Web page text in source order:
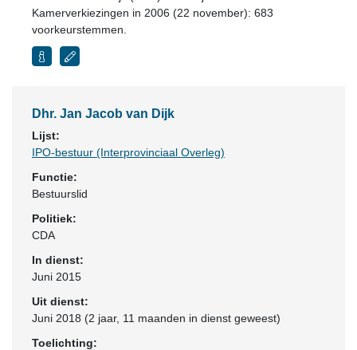
Kamerverkiezingen in 2006 (22 november): 683
voorkeurstemmen.
Dhr. Jan Jacob van Dijk
Lijst:
IPO-bestuur (Interprovinciaal Overleg)
Functie:
Bestuurslid
Politiek:
CDA
In dienst:
Juni 2015
Uit dienst:
Juni 2018 (2 jaar, 11 maanden in dienst geweest)
Toelichting: